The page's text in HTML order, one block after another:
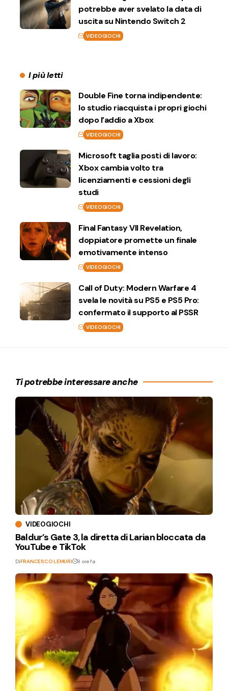
potrebbe aver svelato la data di
uscita su Nintendo Switch 2
VIDEOGIOCHI
I più letti
Double Fine torna indipendente:
lo studio riacquista i propri giochi
dopo l’addio a Xbox
VIDEOGIOCHI
Microsoft taglia posti di lavoro:
Xbox cambia volto tra
licenziamenti e cessioni degli
studi
VIDEOGIOCHI
Final Fantasy VII Revelation,
doppiatore promette un finale
emotivamente intenso
VIDEOGIOCHI
Call of Duty: Modern Warfare 4
svela le novità su PS5 e PS5 Pro:
confermato il supporto al PSSR
VIDEOGIOCHI
Ti potrebbe interessare anche
VIDEOGIOCHI
Baldur’s Gate 3, la diretta di Larian bloccata da
YouTube e TikTok
DiFRANCESCO LEMURI 8 ore fa